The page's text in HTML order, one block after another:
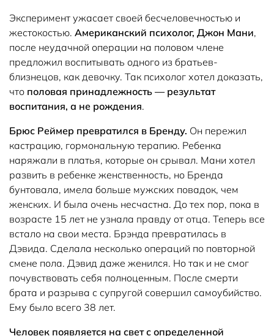
Эксперимент ужасает своей бесчеловечностью и
жестокостью. Американский психолог, Джон Мани,
после неудачной операции на половом члене
предложил воспитывать одного из братьев-
близнецов, как девочку. Так психолог хотел доказать,
что половая принадлежность — результат
воспитания, а не рождения.
Брюс Реймер превратился в Бренду. Он пережил
кастрацию, гормональную терапию. Ребенка
наряжали в платья, которые он срывал. Мани хотел
развить в ребенке женственность, но Бренда
бунтовала, имела больше мужских повадок, чем
женских. И была очень несчастна. До тех пор, пока в
возрасте 15 лет не узнала правду от отца. Теперь все
встало на свои места. Брэнда превратилась в
Дэвида. Сделала несколько операций по повторной
смене пола. Дэвид даже женился. Но так и не смог
почувствовать себя полноценным. После смерти
брата и разрыва с супругой совершил самоубийство.
Ему было всего 38 лет.
Человек появляется на свет с определенной